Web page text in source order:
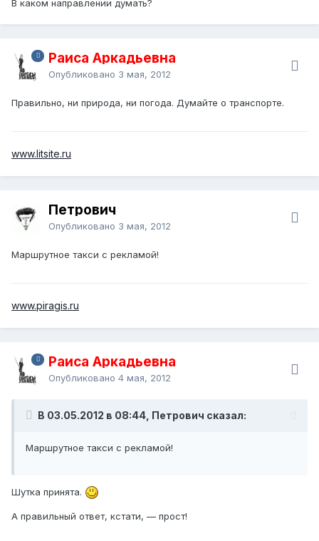
В каком направлении думать?
Раиса Аркадьевна
Опубликовано 3 мая, 2012
Правильно, ни природа, ни погода. Думайте о транспорте.
www.litsite.ru
Петрович
Опубликовано 3 мая, 2012
Маршрутное такси с рекламой!
www.piragis.ru
Раиса Аркадьевна
Опубликовано 4 мая, 2012
В 03.05.2012 в 08:44, Петрович сказал:
Маршрутное такси с рекламой!
Шутка принята.
А правильный ответ, кстати, — прост!